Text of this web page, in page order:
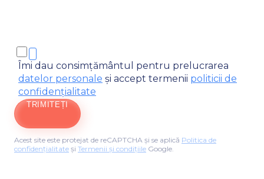
Îmi dau consimțământul pentru prelucrarea
datelor personale și accept termenii politicii de
confidențialitate
TRIMITEȚI
Acest site este protejat de reCAPTCHA și se aplică Politica de
confidențialitate și Termenii și condițiile Google.